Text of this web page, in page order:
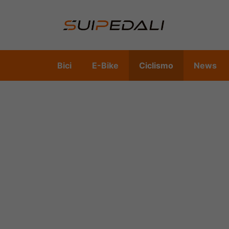
Bici E-Bike Ciclismo News